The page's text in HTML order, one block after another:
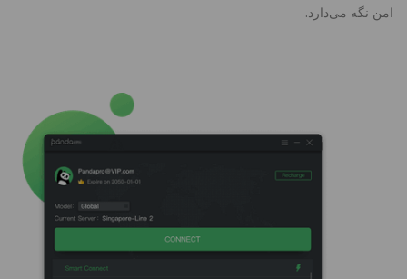
امن نگه می‌دارد.